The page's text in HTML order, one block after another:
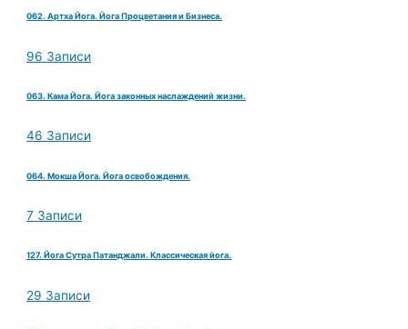
062. Артха Йога. Йога Процветания и Бизнеса.
96 Записи
063. Кама Йога. Йога законных наслаждений жизни.
46 Записи
064. Мокша Йога. Йога освобождения.
7 Записи
127. Йога Сутра Патанджали. Классическая йога.
29 Записи